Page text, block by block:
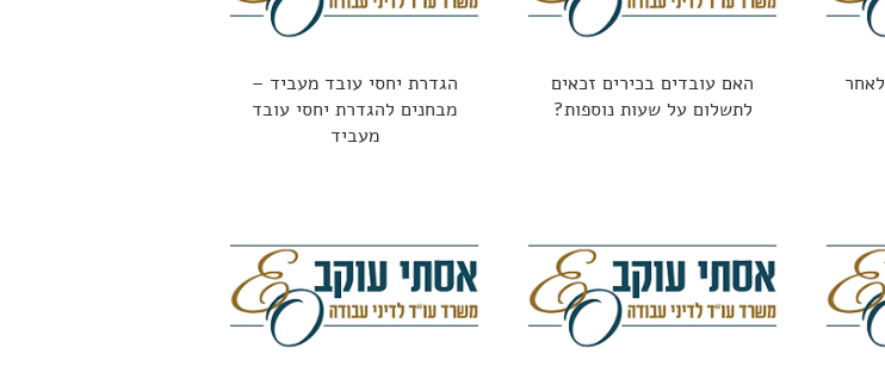
האם עובדים בכירים זכאים
לתשלום על שעות נוספות?
הגדרת יחסי עובד מעביד –
מבחנים להגדרת יחסי עובד
מעביד